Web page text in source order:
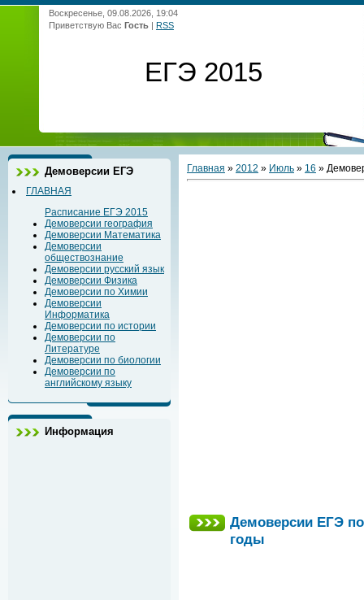
Воскресенье, 09.08.2026, 19:04
Приветствую Вас Гость | RSS
ЕГЭ 2015
Демоверсии ЕГЭ
ГЛАВНАЯ
Расписание ЕГЭ 2015
Демоверсии география
Демоверсии Математика
Демоверсии
обществознание
Демоверсии русский язык
Демоверсии Физика
Демоверсии по Химии
Демоверсии
Информатика
Демоверсии по истории
Демоверсии по
Литературе
Демоверсии по биологии
Демоверсии по
английскому языку
Информация
Главная » 2012 » Июль » 16 »
Демоверсии ЕГЭ
годы